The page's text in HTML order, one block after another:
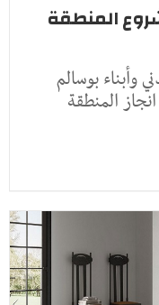
المنطقة
وأبناء بوسالم
المنطقة